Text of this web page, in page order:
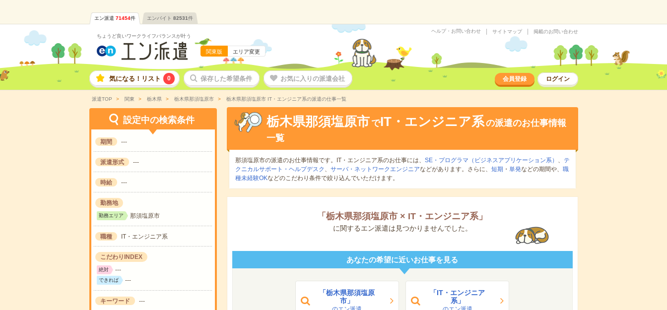
エン派遣 71454件 エンバイト 82531件
ちょうど良いワークライフバランスが叶う
関東版 エリア変更
ヘルプ・お問い合わせ サイトマップ 掲載のお問い合わせ
気になる！リスト 0 保存した希望条件 お気に入りの派遣会社 会員登録 ログイン
派遣TOP 関東 栃木県 栃木県那須塩原市 栃木県那須塩原市 IT・エンジニア系の派遣の仕事一覧
設定中の検索条件
期間 ---
派遣形式 ---
時給 ---
勤務地
勤務エリア 那須塩原市
職種 IT・エンジニア系
こだわりINDEX
絶対 ---
できれば ---
キーワード ---
栃木県那須塩原市 でIT・エンジニア系の派遣のお仕事情報
一覧
那須塩原市の派遣のお仕事情報です。IT・エンジニア系のお仕事には、 SE・プログラマ（ビジネスアプリケーション系） 、
テ
クニカルサポート・ヘルプデスク 、 サーバ・ネットワークエンジニアなどがあります。さらに、 短期 ・ 単発などの期間や、 職
種未経験OKなどのこだわり条件で絞り込んでいただけます。
「 栃木県那須塩原市 × IT・エンジニア系」
に関するエン派遣は見つかりませんでした。
あなたの希望に近いお仕事を見る
「栃木県那須塩原
市」
「IT・エンジニア
系」